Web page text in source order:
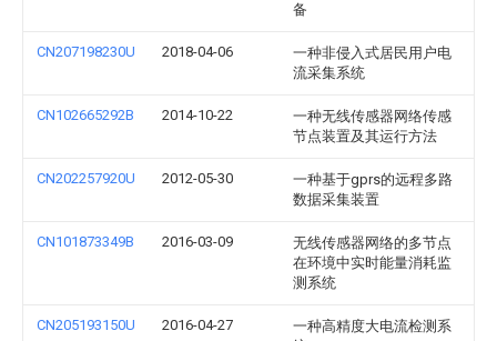
备
CN207198230U 2018-04-06
一种非侵入式居民用户电
流采集系统
CN102665292B 2014-10-22
一种无线传感器网络传感
节点装置及其运行方法
CN202257920U 2012-05-30
一种基于gprs的远程多路
数据采集装置
CN101873349B 2016-03-09
无线传感器网络的多节点
在环境中实时能量消耗监
测系统
CN205193150U 2016-04-27
一种高精度大电流检测系